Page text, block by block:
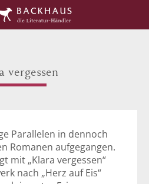
vergessen
Parallelen in dennoch
Romanen aufgegangen.
mit „Klara vergessen“
nach „Herz auf Eis“